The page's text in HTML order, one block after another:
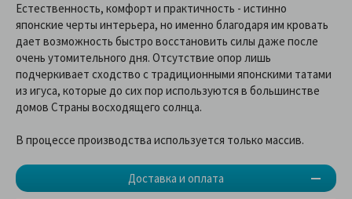
Доставка и оплата
Естественность, комфорт и практичность - истинно
японские черты интерьера, но именно благодаря им кровать
дает возможность быстро восстановить силы даже после
очень утомительного дня. Отсутствие опор лишь
подчеркивает сходство с традиционными японскими татами
из игуса, которые до сих пор используются в большинстве
домов Страны восходящего солнца.
В процессе производства используется только массив.